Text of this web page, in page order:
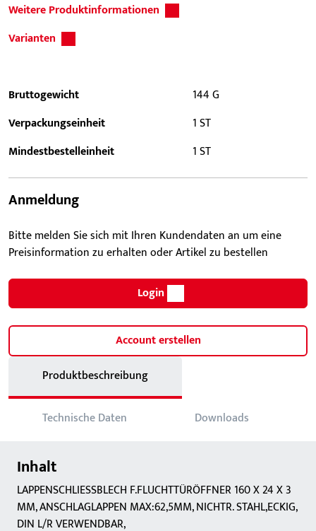
Weitere Produktinformationen
Varianten
Bruttogewicht
144 G
Verpackungseinheit
1 ST
Mindestbestelleinheit
1 ST
Anmeldung
Bitte melden Sie sich mit Ihren Kundendaten an um eine
Preisinformation zu erhalten oder Artikel zu bestellen
Login
Account erstellen
Produktbeschreibung
Technische Daten Downloads
Inhalt
LAPPENSCHLIESSBLECH F.FLUCHTTÜRÖFFNER 160 X 24 X 3
MM, ANSCHLAGLAPPEN MAX:62,5MM, NICHTR. STAHL,ECKIG,
DIN L/R VERWENDBAR,